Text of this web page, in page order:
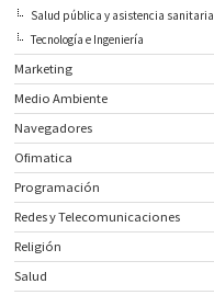
Salud pública y asistencia sanitaria
Tecnología e Ingeniería
Marketing
Medio Ambiente
Navegadores
Ofimatica
Programación
Redes y Telecomunicaciones
Religión
Salud